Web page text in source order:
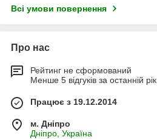
Всі умови повернення
Про нас
Рейтинг не сформований
Менше 5 відгуків за останній рік
Працює з 19.12.2014
м. Дніпро
Дніпро, Україна